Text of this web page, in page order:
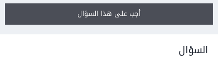
أجب على هذا السؤال
السؤال